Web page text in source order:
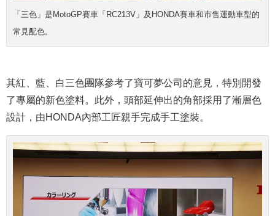
「三色」是MotoGP賽車「RC213V」及HONDA賽車和市售運動車型的
常見配色。
其紅、藍、白三色團隊參考了寶可夢公司的意見，特別開發
了專屬的新色塗料。此外，頭部延伸出的角部採用了漸層色
設計，由HONDA內部工匠親手完成手工塗裝。